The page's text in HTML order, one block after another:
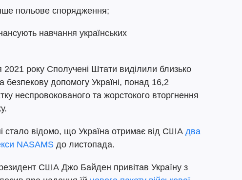
польове спорядження;
навчання українських
2021 року Сполучені Штати виділили близько
безпекову допомогу Україні, понад 16,2
неспровокованого та жорстокого вторгнення
стало відомо, що Україна отримає від США два
NASAMS до листопада.
США Джо Байден привітав Україну з